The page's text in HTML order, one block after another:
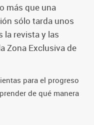
más que una
sólo tarda unos
la revista y las
Zona Exclusiva de
para el progreso
de qué manera